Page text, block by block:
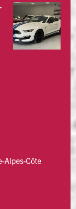
Alpes-Côte